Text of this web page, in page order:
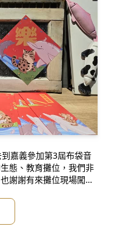
嘉義參加第3屆布袋音
態、教育攤位，我們非
謝謝有來攤位現場闖關
件讓媽祖魚夥伴很傷
和媽祖魚合作的「2026
邊還貼有有石虎保育協
的紅包袋和斗方&hell